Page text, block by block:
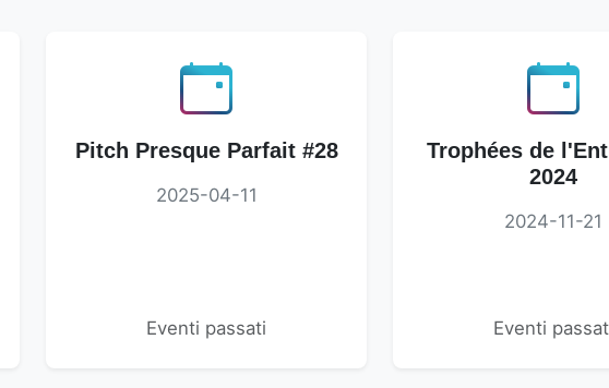
Pitch Presque Parfait #28
2025-04-11
Eventi passati
Trophées de
2024
2024-11-21
Eventi